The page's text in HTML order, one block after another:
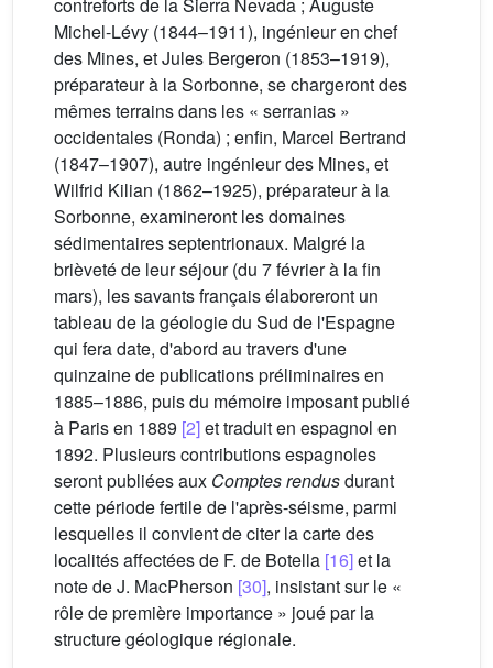
Michel-Lévy (1844–1911), ingénieur en chef
des Mines, et Jules Bergeron (1853–1919),
préparateur à la Sorbonne, se chargeront des
mêmes terrains dans les « serranias »
occidentales (Ronda) ; enfin, Marcel Bertrand
(1847–1907), autre ingénieur des Mines, et
Wilfrid Kilian (1862–1925), préparateur à la
Sorbonne, examineront les domaines
sédimentaires septentrionaux. Malgré la
brièveté de leur séjour (du 7 février à la fin
mars), les savants français élaboreront un
tableau de la géologie du Sud de l'Espagne
qui fera date, d'abord au travers d'une
quinzaine de publications préliminaires en
1885–1886, puis du mémoire imposant publié
à Paris en 1889 [2]et traduit en espagnol en
1892. Plusieurs contributions espagnoles
seront publiées aux Comptes rendusdurant
cette période fertile de l'après-séisme, parmi
lesquelles il convient de citer la carte des
localités affectées de F. de Botella [16]et la
note de J. MacPherson [30], insistant sur le «
rôle de première importance » joué par la
structure géologique régionale.